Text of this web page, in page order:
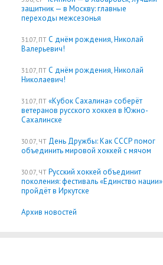
защитник — в Москву: главные
переходы межсезонья
31.07, ПТ С днём рождения, Николай
Валерьевич!
31.07, ПТ С днём рождения, Николай
Николаевич!
31.07, ПТ «Кубок Сахалина» соберёт
ветеранов русского хоккея в Южно-
Сахалинске
30.07, ЧТ День Дружбы: Как СССР помог
объединить мировой хоккей с мячом
30.07, ЧТ Русский хоккей объединит
поколения: фестиваль «Единство нации»
пройдёт в Иркутске
Архив новостей